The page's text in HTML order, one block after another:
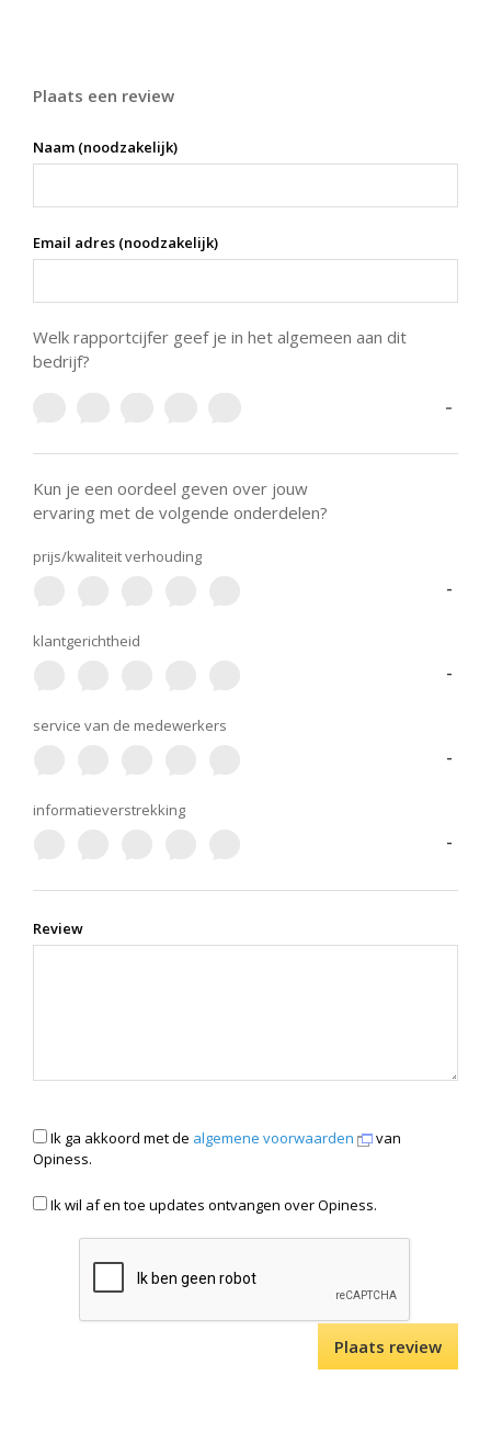
Plaats een review
Naam (noodzakelijk)
Email adres (noodzakelijk)
Welk rapportcijfer geef je in het algemeen aan dit
bedrijf?
-
Kun je een oordeel geven over jouw
ervaring met de volgende onderdelen?
prijs/kwaliteit verhouding
-
klantgerichtheid
-
service van de medewerkers
-
informatieverstrekking
-
Review
Ik ga akkoord met de algemene voorwaarden
van
Opiness.
Ik wil af en toe updates ontvangen over Opiness.